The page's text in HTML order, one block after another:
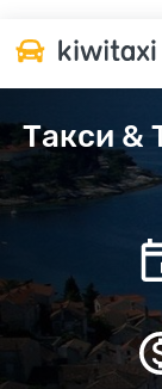
Такси &